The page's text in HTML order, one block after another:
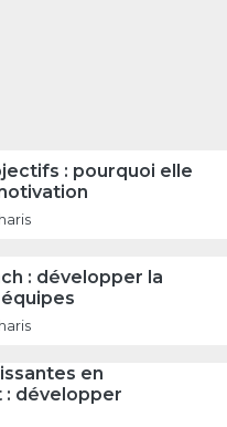
: pourquoi elle
: développer la
en
: développer